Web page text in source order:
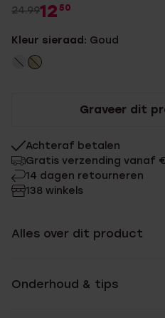
24.9912 50
Kleur sieraad: Goud
Graveer dit
Achteraf betalen
Gratis verzending vanaf
14 dagen retourneren
138 winkels
Alles over dit product
Onderhoud & tips